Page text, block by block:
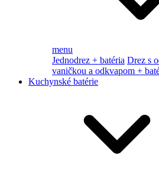
menu
Jednodrez + batéria Drez s
vaničkou a odkvapom +
Kuchynské batérie